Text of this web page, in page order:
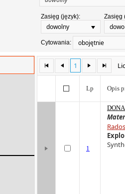
Zasięg (język):
dowolny
Zasięg
Cytowania: obojętnie
1
Lp Opis
1